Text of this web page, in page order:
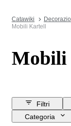
Catawiki
Mobili Kartell
Filtri
Categoria